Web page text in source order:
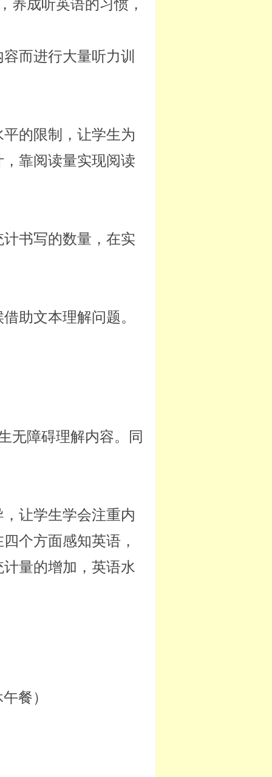
养成听英语的习惯，
而进行大量听力训
的限制，让学生为
靠阅读量实现阅读
书写的数量，在实
助文本理解问题。
无障碍理解内容。同
让学生学会注重内
个方面感知英语，
量的增加，英语水
餐）